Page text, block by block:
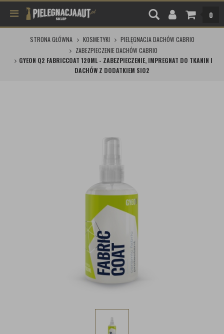
0
STRONA GŁÓWNA KOSMETYKI
PIELĘGNACJA DACHÓW CABRIO
ZABEZPIECZENIE DACHÓW CABRIO
GYEON Q2 FABRICCOAT 120ML - ZABEZPIECZENIE, IMPREGNAT DO TKANIN I
DACHÓW Z DODATKIEM SIO2